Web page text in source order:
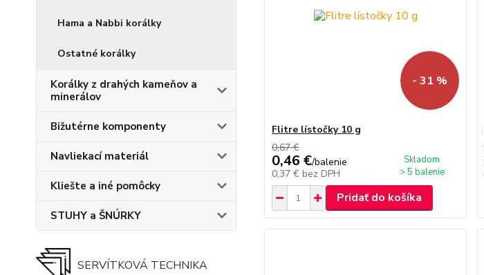
Hama a Nabbi korálky
Ostatné korálky
Korálky z drahých kameňov a
minerálov
Bižutérne komponenty
Navliekací materiál
Kliešte a iné pomôcky
STUHY a ŠNÚRKY
SERVÍTKOVÁ TECHNIKA
- 31 %
Flitre lístočky 10 g
0,67 €
0,46 €/balenie
0,37 € bez DPH
Skladom
> 5 balenie
Pridať do košíka